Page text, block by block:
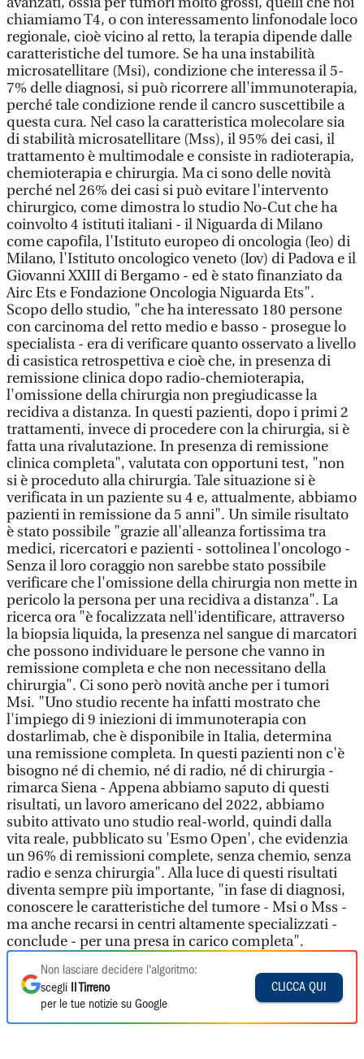
chiamiamo T4, o con interessamento linfonodale loco
regionale, cioè vicino al retto, la terapia dipende dalle
caratteristiche del tumore. Se ha una instabilità
microsatellitare (Msi), condizione che interessa il 5-
7% delle diagnosi, si può ricorrere all'immunoterapia,
perché tale condizione rende il cancro suscettibile a
questa cura. Nel caso la caratteristica molecolare sia
di stabilità microsatellitare (Mss), il 95% dei casi, il
trattamento è multimodale e consiste in radioterapia,
chemioterapia e chirurgia. Ma ci sono delle novità
perché nel 26% dei casi si può evitare l'intervento
chirurgico, come dimostra lo studio No-Cut che ha
coinvolto 4 istituti italiani - il Niguarda di Milano
come capofila, l'Istituto europeo di oncologia (Ieo) di
Milano, l'Istituto oncologico veneto (Iov) di Padova e il
Giovanni XXIII di Bergamo - ed è stato finanziato da
Airc Ets e Fondazione Oncologia Niguarda Ets".
Scopo dello studio, "che ha interessato 180 persone
con carcinoma del retto medio e basso - prosegue lo
specialista - era di verificare quanto osservato a livello
di casistica retrospettiva e cioè che, in presenza di
remissione clinica dopo radio-chemioterapia,
l'omissione della chirurgia non pregiudicasse la
recidiva a distanza. In questi pazienti, dopo i primi 2
trattamenti, invece di procedere con la chirurgia, si è
fatta una rivalutazione. In presenza di remissione
clinica completa", valutata con opportuni test, "non
si è proceduto alla chirurgia. Tale situazione si è
verificata in un paziente su 4 e, attualmente, abbiamo
pazienti in remissione da 5 anni". Un simile risultato
è stato possibile "grazie all'alleanza fortissima tra
medici, ricercatori e pazienti - sottolinea l'oncologo -
Senza il loro coraggio non sarebbe stato possibile
verificare che l'omissione della chirurgia non mette in
pericolo la persona per una recidiva a distanza". La
ricerca ora "è focalizzata nell'identificare, attraverso
la biopsia liquida, la presenza nel sangue di marcatori
che possono individuare le persone che vanno in
remissione completa e che non necessitano della
chirurgia". Ci sono però novità anche per i tumori
Msi. "Uno studio recente ha infatti mostrato che
l'impiego di 9 iniezioni di immunoterapia con
dostarlimab, che è disponibile in Italia, determina
una remissione completa. In questi pazienti non c'è
bisogno né di chemio, né di radio, né di chirurgia -
rimarca Siena - Appena abbiamo saputo di questi
risultati, un lavoro americano del 2022, abbiamo
subito attivato uno studio real-world, quindi dalla
vita reale, pubblicato su 'Esmo Open', che evidenzia
un 96% di remissioni complete, senza chemio, senza
radio e senza chirurgia". Alla luce di questi risultati
diventa sempre più importante, "in fase di diagnosi,
conoscere le caratteristiche del tumore - Msi o Mss -
ma anche recarsi in centri altamente specializzati -
conclude - per una presa in carico completa".
Non lasciare decidere l'algoritmo:
scegli
Il Tirreno
per le tue notizie su Google
CLICCA QUI